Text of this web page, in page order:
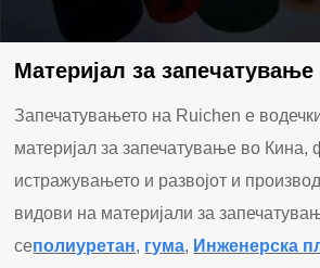
Материјал за запечатување
Запечатувањето на Ruichen е
материјал за запечатување во Кина,
истражувањето и развојот и
видови на материјали за
сеполиуретан, гума, Инженерска